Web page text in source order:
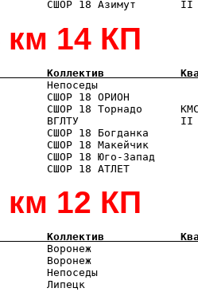
14 КП
Коллектив            Квал
Непоседы
СШОР 18 ОРИОН
СШОР 18 Торнадо
ВГЛТУ
СШОР 18 Богданка
СШОР 18 Макейчик
СШОР 18 Юго-
12 КП
Коллектив            Квал
Воронеж
Воронеж
Непоседы